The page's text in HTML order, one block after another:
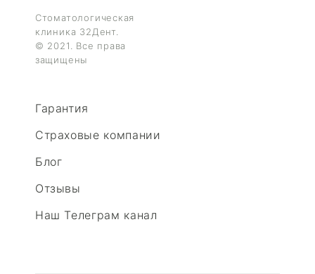
Стоматологическая
клиника 32Дент.
© 2021. Все права
защищены
Гарантия
Страховые компании
Блог
Отзывы
Наш Телеграм канал